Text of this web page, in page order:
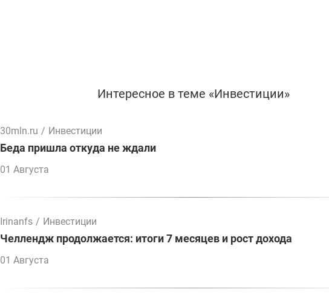
Интересное в теме «Инвестиции»
30mln.ru / Инвестиции
Беда пришла откуда не ждали
01 Августа
Irinanfs / Инвестиции
Челлендж продолжается: итоги 7 месяцев и рост дохода
01 Августа